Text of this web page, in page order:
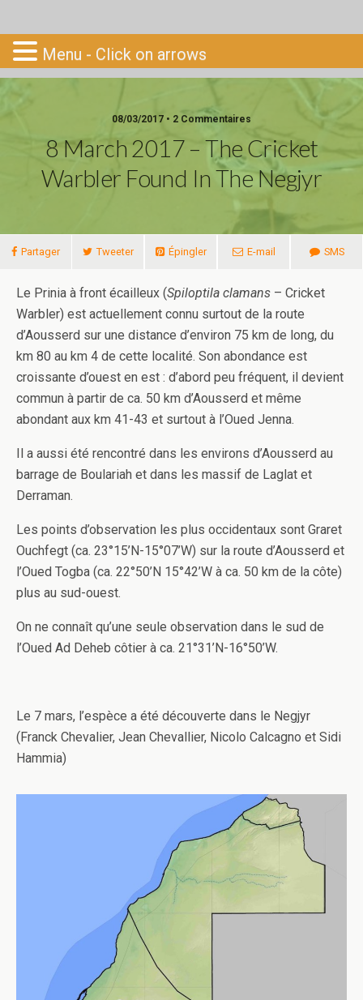
Go-South
08/03/2017 • 2 Commentaires
8 March 2017 – The Cricket
Warbler Found In The Negjyr
Partager Tweeter Épingler E-mail SMS
Le Prinia à front écailleux (Spiloptila clamans – Cricket
Warbler) est actuellement connu surtout de la route
d’Aousserd sur une distance d’environ 75 km de long, du
km 80 au km 4 de cette localité. Son abondance est
croissante d’ouest en est : d’abord peu fréquent, il devient
commun à partir de ca. 50 km d’Aousserd et même
abondant aux km 41-43 et surtout à l’Oued Jenna.
Il a aussi été rencontré dans les environs d’Aousserd au
barrage de Boulariah et dans les massif de Laglat et
Derraman.
Les points d’observation les plus occidentaux sont Graret
Ouchfegt (ca. 23°15’N-15°07’W) sur la route d’Aousserd et
l’Oued Togba (ca. 22°50’N 15°42’W à ca. 50 km de la côte)
plus au sud-ouest.
On ne connaît qu’une seule observation dans le sud de
l’Oued Ad Deheb côtier à ca. 21°31’N-16°50’W.
Le 7 mars, l’espèce a été découverte dans le Negjyr
(Franck Chevalier, Jean Chevallier, Nicolo Calcagno et Sidi
Hammia)
Menu - Click on arrows